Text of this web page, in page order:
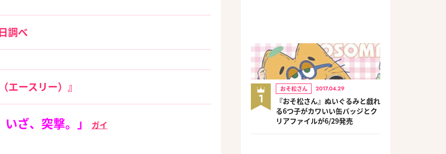
調べ
ースリー）』
ざ、突撃。」 ガイ
1
おそ松さん 2017.04.29
『おそ松さん』ぬいぐるみと戯れ
る6つ子がカワいい缶バッジとク
リアファイルが6/29発売